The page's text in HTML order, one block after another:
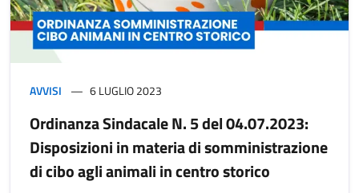
AVVISI 6 LUGLIO 2023
Ordinanza Sindacale N. 5 del 04.07.2023:
Disposizioni in materia di somministrazione
di cibo agli animali in centro storico